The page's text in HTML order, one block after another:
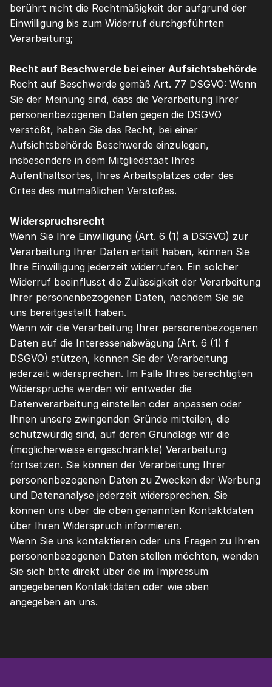
berührt nicht die Rechtmäßigkeit der aufgrund der
Einwilligung bis zum Widerruf durchgeführten
Verarbeitung;
Recht auf Beschwerde bei einer Aufsichtsbehörde
Recht auf Beschwerde gemäß Art. 77 DSGVO: Wenn
Sie der Meinung sind, dass die Verarbeitung Ihrer
personenbezogenen Daten gegen die DSGVO
verstößt, haben Sie das Recht, bei einer
Aufsichtsbehörde Beschwerde einzulegen,
insbesondere in dem Mitgliedstaat Ihres
Aufenthaltsortes, Ihres Arbeitsplatzes oder des
Ortes des mutmaßlichen Verstoßes.
Widerspruchsrecht
Wenn Sie Ihre Einwilligung (Art. 6 (1) a DSGVO) zur
Verarbeitung Ihrer Daten erteilt haben, können Sie
Ihre Einwilligung jederzeit widerrufen. Ein solcher
Widerruf beeinflusst die Zulässigkeit der Verarbeitung
Ihrer personenbezogenen Daten, nachdem Sie sie
uns bereitgestellt haben.
Wenn wir die Verarbeitung Ihrer personenbezogenen
Daten auf die Interessenabwägung (Art. 6 (1) f
DSGVO) stützen, können Sie der Verarbeitung
jederzeit widersprechen. Im Falle Ihres berechtigten
Widerspruchs werden wir entweder die
Datenverarbeitung einstellen oder anpassen oder
Ihnen unsere zwingenden Gründe mitteilen, die
schutzwürdig sind, auf deren Grundlage wir die
(möglicherweise eingeschränkte) Verarbeitung
fortsetzen. Sie können der Verarbeitung Ihrer
personenbezogenen Daten zu Zwecken der Werbung
und Datenanalyse jederzeit widersprechen. Sie
können uns über die oben genannten Kontaktdaten
über Ihren Widerspruch informieren.
Wenn Sie uns kontaktieren oder uns Fragen zu Ihren
personenbezogenen Daten stellen möchten, wenden
Sie sich bitte direkt über die im Impressum
angegebenen Kontaktdaten oder wie oben
angegeben an uns.